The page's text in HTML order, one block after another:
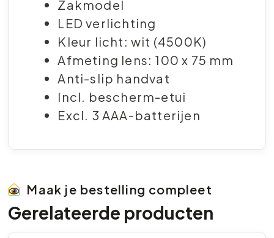
Zakmodel
LED verlichting
Kleur licht: wit (4500K)
Afmeting lens: 100 x 75 mm
Anti-slip handvat
Incl. bescherm-etui
Excl. 3 AAA-batterijen
Maak je bestelling compleet
Gerelateerde producten